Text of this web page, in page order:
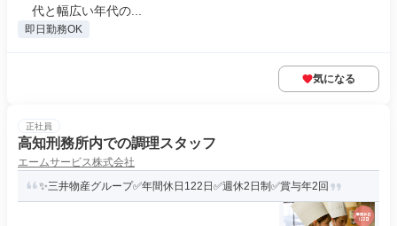
代と幅広い年代の...
即日勤務OK
気になる
正社員
高知刑務所内での調理スタッフ
エームサービス株式会社
✨三井物産グループ✅年間休日122日✅週休2日制✅賞与年2回